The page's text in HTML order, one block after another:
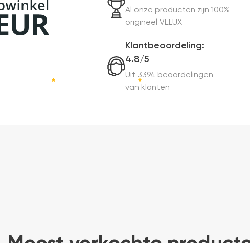
Al onze producten zijn 100%
origineel VELUX
Klantbeoordeling:
4.8/5
Uit 3394 beoordelingen
van klanten